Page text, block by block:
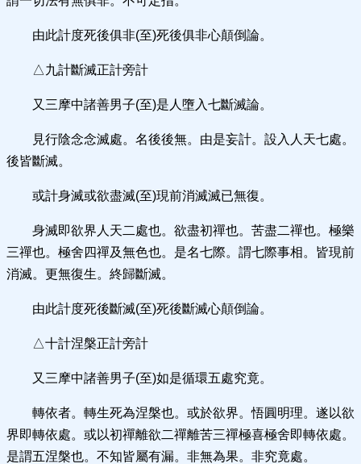
由此計度死後俱非(至)死後俱非心顛倒論。
△九計斷滅正計旁計
又三摩中諸善男子(至)是人墮入七斷滅論。
見行陰念念滅處。名後後無。由是妄計。設入人天七處。
後皆斷滅。
或計身滅或欲盡滅(至)現前消滅滅已無復。
身滅即欲界人天二處也。欲盡初禪也。苦盡二禪也。極樂
三禪也。極舍四禪及無色也。是名七際。謂七際事相。皆現前
消滅。更無復生。終歸斷滅。
由此計度死後斷滅(至)死後斷滅心顛倒論。
△十計涅槃正計旁計
又三摩中諸善男子(至)如是循環五處究竟。
轉依者。轉生死為涅槃也。或於欲界。悟圓明理。遂以欲
界即轉依處。或以初禪離欲二禪離苦三禪極喜極舍即轉依處。
是謂五涅槃也。不知皆屬有漏。非無為果。非究竟處。